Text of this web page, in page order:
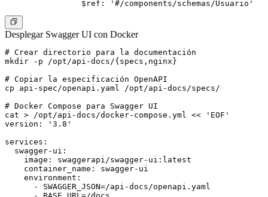
Desplegar Swagger UI con Docker
# Crear directorio para la documentación
mkdir -p /opt/api-docs/{specs,nginx}
# Copiar la especificación OpenAPI
cp api-spec/openapi.yaml /opt/api-docs/specs/
# Docker Compose para Swagger UI
cat > /opt/api-docs/docker-compose.yml << 'EOF'
version: '3.8'
services:
  swagger-ui:
    image: swaggerapi/swagger-ui:latest
    container_name: swagger-ui
    environment:
      - SWAGGER_JSON=/api-docs/openapi.yaml